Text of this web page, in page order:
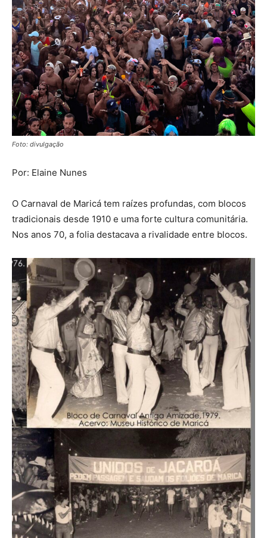
Foto: divulgação
Por: Elaine Nunes
O Carnaval de Maricá tem raízes profundas, com blocos
tradicionais desde 1910 e uma forte cultura comunitária.
Nos anos 70, a folia destacava a rivalidade entre blocos.